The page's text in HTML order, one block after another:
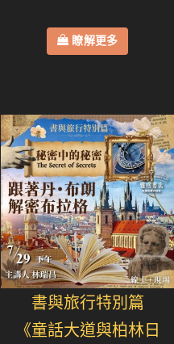
瞭解更多
書與旅行特別篇
《童話大道與柏林日